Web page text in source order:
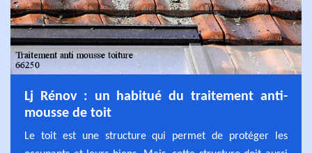
Lj Rénov : un habitué du traitement anti-
mousse de toit
Le toit est une structure qui permet de protéger les